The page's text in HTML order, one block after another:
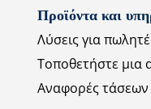
Προϊόντα και
Λύσεις για
Τοποθετήστε μια
Αναφορές